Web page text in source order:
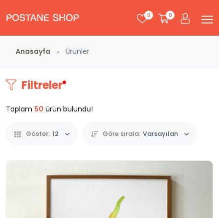
0 0
Anasayfa Ürünler
Filtreler
Toplam 50 ürün bulundu!
Göster: 12 Göre sırala: Varsayılan